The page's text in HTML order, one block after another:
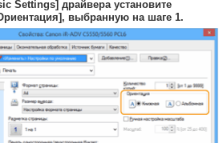
Settings] драйвера установите
выбранную на шаге 1.